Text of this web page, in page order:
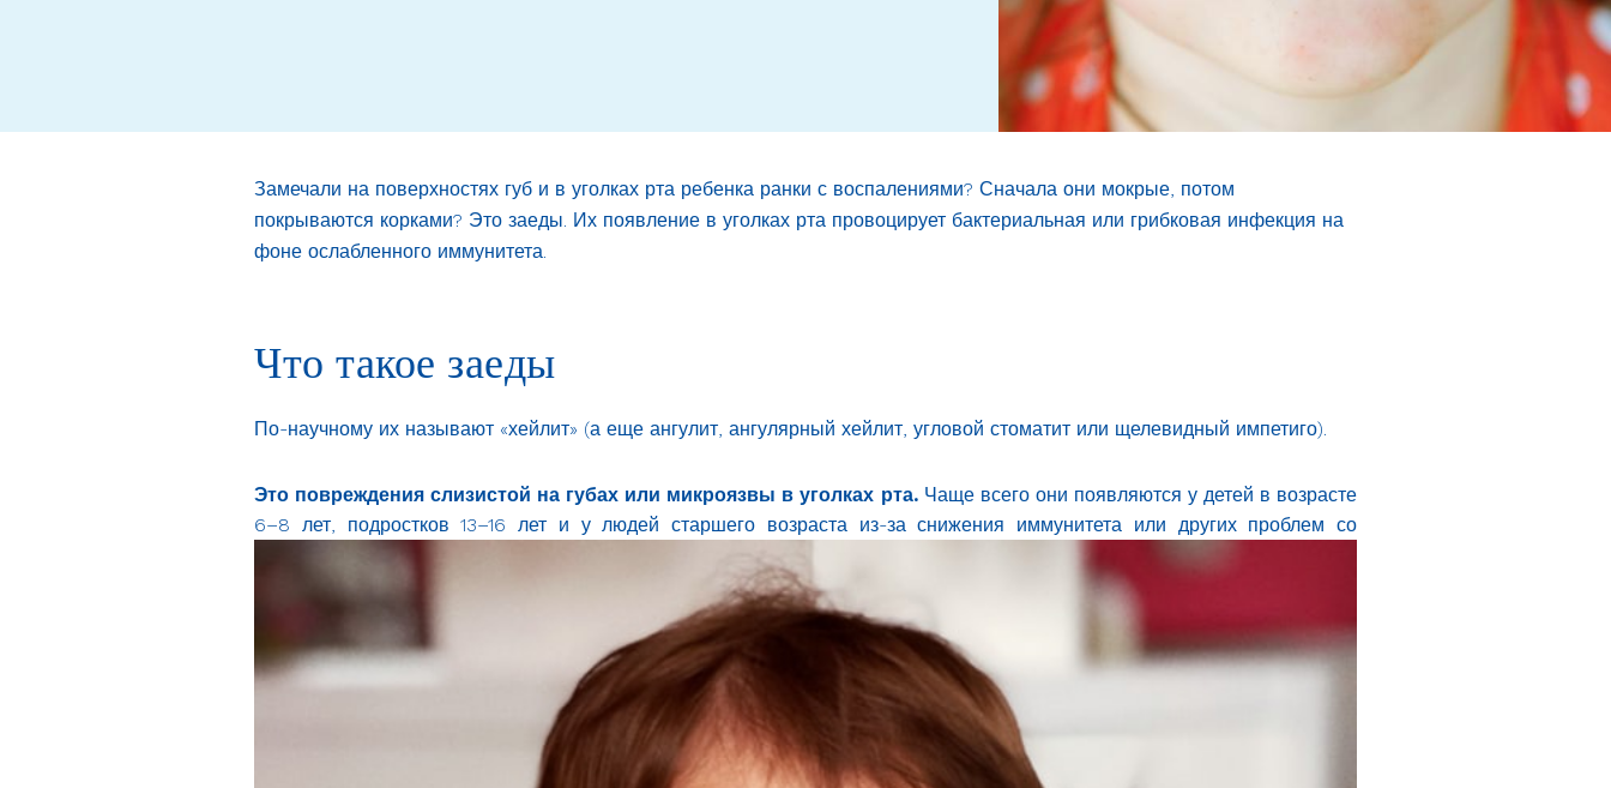
Замечали на поверхностях губ и в уголках рта ребенка ранки с воспалениями? Сначала они мокрые, потом
покрываются корками? Это заеды. Их появление в уголках рта провоцирует бактериальная или грибковая инфекция на
фоне ослабленного иммунитета.
Что такое заеды
По-научному их называют «хейлит» (а еще ангулит, ангулярный хейлит, угловой стоматит или щелевидный импетиго).
Это повреждения слизистой на губах или микроязвы в уголках рта. Чаще всего они появляются у детей в возрасте
6–8 лет, подростков 13–16 лет и у людей старшего возраста из-за снижения иммунитета или других проблем со